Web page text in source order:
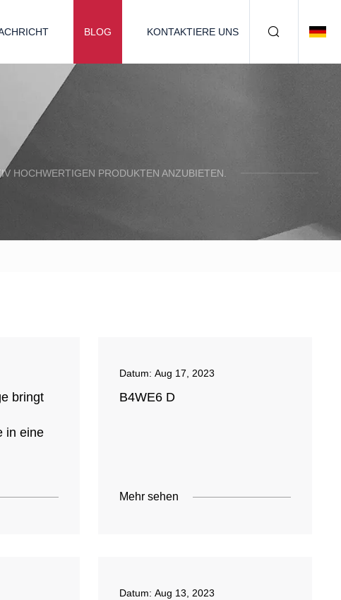
BLOG KONTAKTIERE UNS
HOCHWERTIGEN PRODUKTEN ANZUBIETEN.
bringt
in eine
Datum:Aug 17, 2023
B4WE6 D
Mehr sehen
Datum:Aug 13, 2023